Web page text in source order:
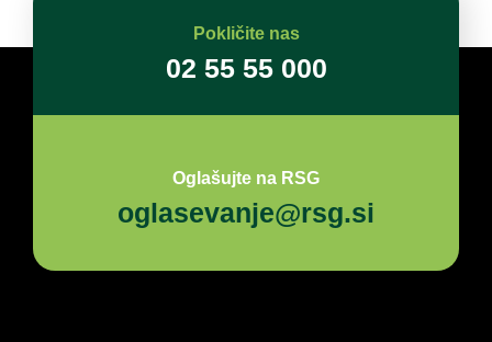
Pokličite nas
02 55 55 000
Oglašujte na RSG
oglasevanje@rsg.si